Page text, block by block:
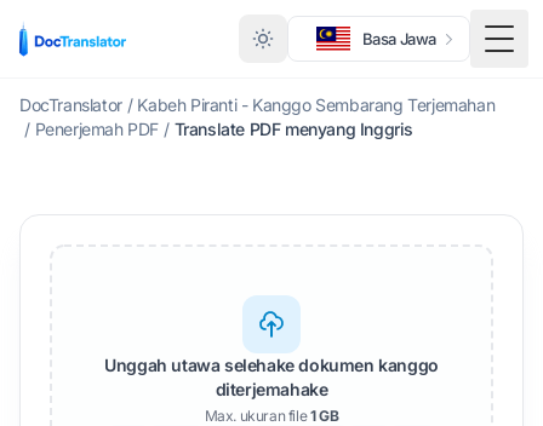
Basa Jawa
DocTranslator / Kabeh Piranti - Kanggo Sembarang Terjemahan
/ Penerjemah PDF / Translate PDF menyang Inggris
Unggah utawa selehake dokumen kanggo
diterjemahake
Max. ukuran file1 GB